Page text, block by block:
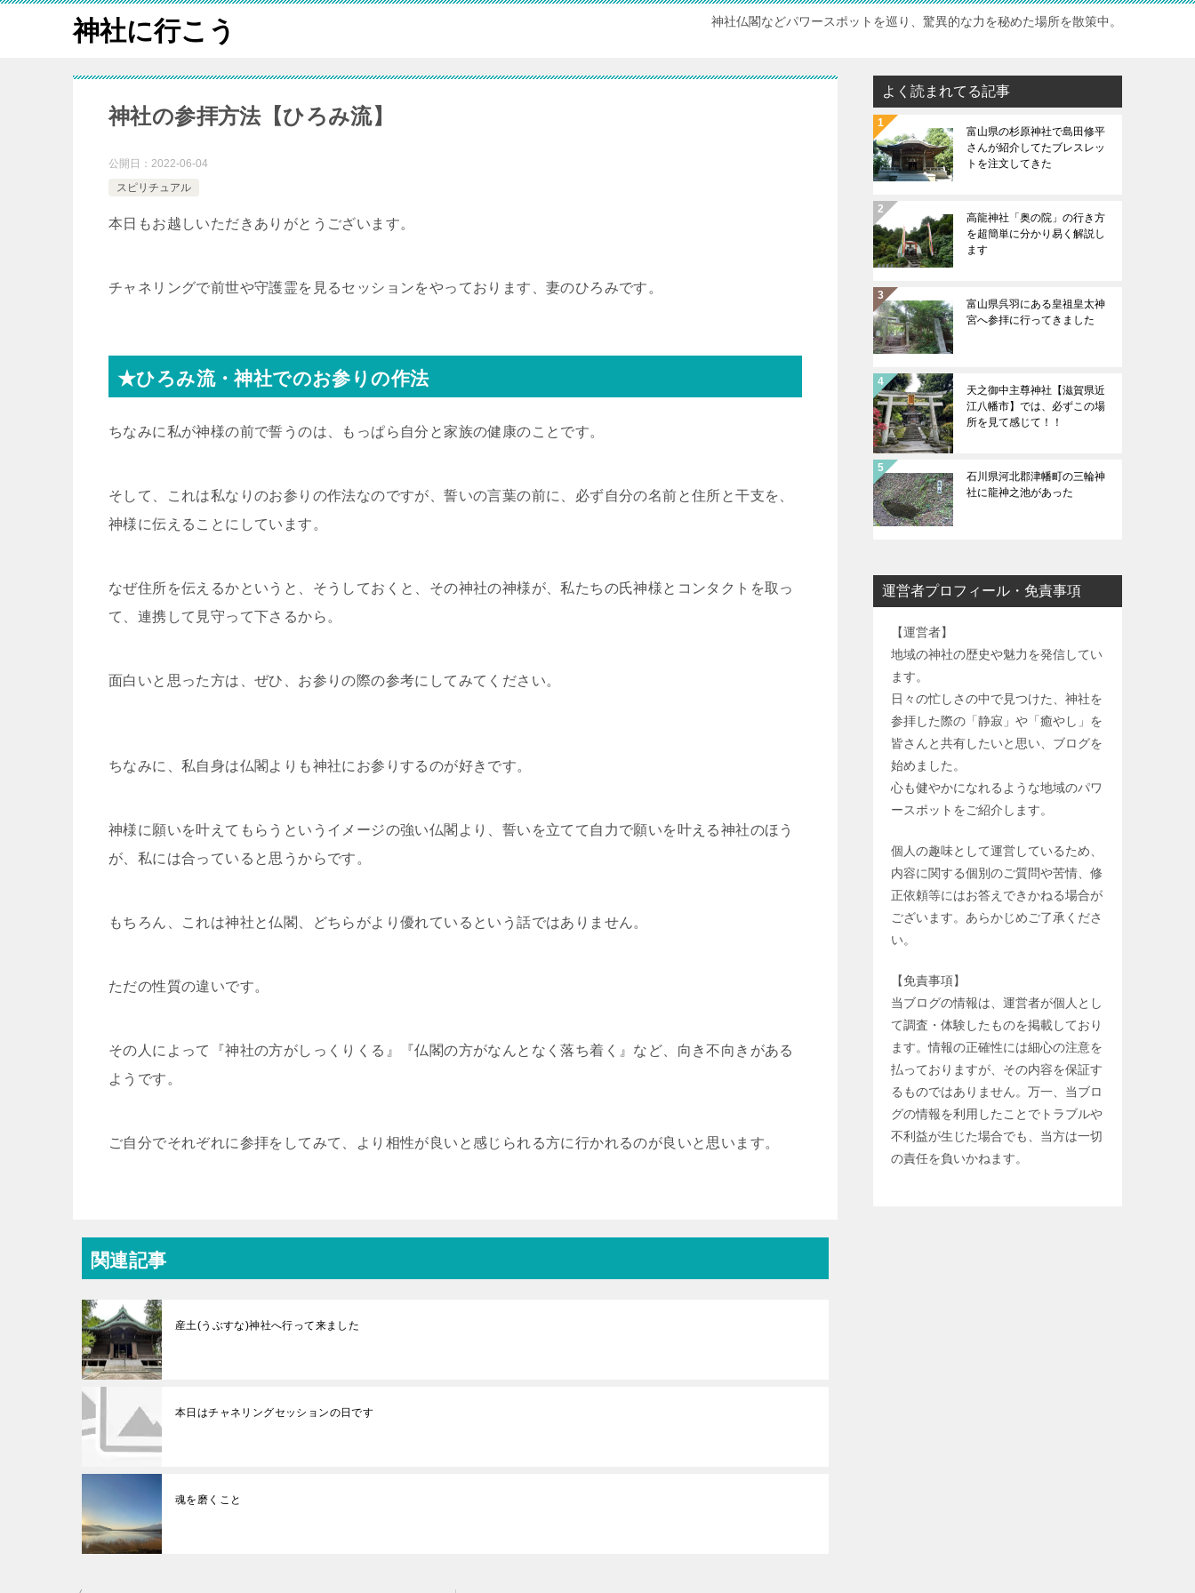
神社に行こう 神社仏閣などパワースポットを巡り、驚異的な力を秘めた場所を散策中。
神社の参拝方法【ひろみ流】
公開日： 2022-06-04
スピリチュアル
本日もお越しいただきありがとうございます。
チャネリングで前世や守護霊を見るセッションをやっております、妻のひろみです。
★ひろみ流・神社でのお参りの作法
ちなみに私が神様の前で誓うのは、もっぱら自分と家族の健康のことです。
そして、これは私なりのお参りの作法なのですが、誓いの言葉の前に、必ず自分の名前と住所と干支を、
神様に伝えることにしています。
なぜ住所を伝えるかというと、そうしておくと、その神社の神様が、私たちの氏神様とコンタクトを取っ
て、連携して見守って下さるから。
面白いと思った方は、ぜひ、お参りの際の参考にしてみてください。
ちなみに、私自身は仏閣よりも神社にお参りするのが好きです。
神様に願いを叶えてもらうというイメージの強い仏閣より、誓いを立てて自力で願いを叶える神社のほう
が、私には合っていると思うからです。
もちろん、これは神社と仏閣、どちらがより優れているという話ではありません。
ただの性質の違いです。
その人によって『神社の方がしっくりくる』『仏閣の方がなんとなく落ち着く』など、向き不向きがある
ようです。
ご自分でそれぞれに参拝をしてみて、より相性が良いと感じられる方に行かれるのが良いと思います。
関連記事
産土(うぶすな)神社へ行って来ました
本日はチャネリングセッションの日です
魂を磨くこと
よく読まれてる記事
富山県の杉原神社で島田修平
さんが紹介してたブレスレッ
トを注文してきた
高龍神社「奥の院」の行き方
を超簡単に分かり易く解説し
ます
富山県呉羽にある皇祖皇太神
宮へ参拝に行ってきました
天之御中主尊神社【滋賀県近
江八幡市】では、必ずこの場
所を見て感じて！！
石川県河北郡津幡町の三輪神
社に龍神之池があった
運営者プロフィール・免責事項
【運営者】
地域の神社の歴史や魅力を発信してい
ます。
日々の忙しさの中で見つけた、神社を
参拝した際の「静寂」や「癒やし」を
皆さんと共有したいと思い、ブログを
始めました。
心も健やかになれるような地域のパワ
ースポットをご紹介します。
個人の趣味として運営しているため、
内容に関する個別のご質問や苦情、修
正依頼等にはお答えできかねる場合が
ございます。あらかじめご了承くださ
い。
【免責事項】
当ブログの情報は、運営者が個人とし
て調査・体験したものを掲載しており
ます。情報の正確性には細心の注意を
払っておりますが、その内容を保証す
るものではありません。万一、当ブロ
グの情報を利用したことでトラブルや
不利益が生じた場合でも、当方は一切
の責任を負いかねます。